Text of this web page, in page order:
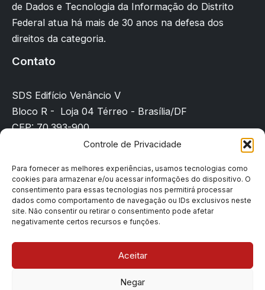
Controle de Privacidade
Para fornecer as melhores experiências, usamos tecnologias como
cookies para armazenar e/ou acessar informações do dispositivo. O
consentimento para essas tecnologias nos permitirá processar
dados como comportamento de navegação ou IDs exclusivos neste
site. Não consentir ou retirar o consentimento pode afetar
negativamente certos recursos e funções.
Aceitar
Negar
de Dados e Tecnologia da Informação do Distrito
Federal atua há mais de 30 anos na defesa dos
direitos da categoria.
Contato
SDS Edifício Venâncio V
Bloco R - Loja 04 Térreo - Brasília/DF
CEP: 70.393-900
Página inicial
Notícias
Filiação
Contato
Denúncias